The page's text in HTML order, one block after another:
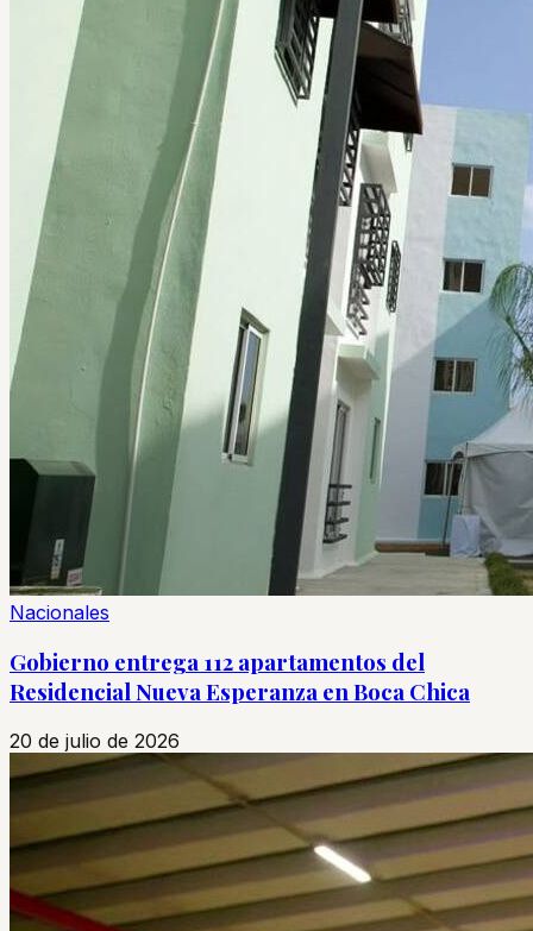
Nacionales
Gobierno entrega 112 apartamentos del
Residencial Nueva Esperanza en Boca Chica
20 de julio de 2026